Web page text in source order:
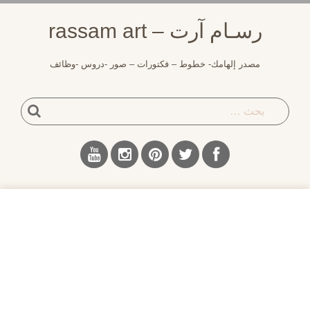
رسـام آرت – rassam art
مصدر إلهامك- خطوط – فكتورات – صور -دروس -وظائف